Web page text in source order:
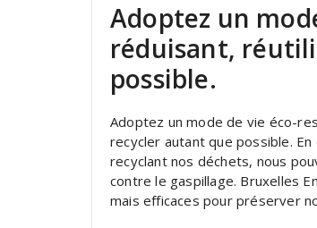
Adoptez un
réduisant,
possible.
Adoptez un mode de vie éco-
recycler autant que possible.
recyclant nos déchets, nous
contre le gaspillage. Bruxelles
mais efficaces pour préserver